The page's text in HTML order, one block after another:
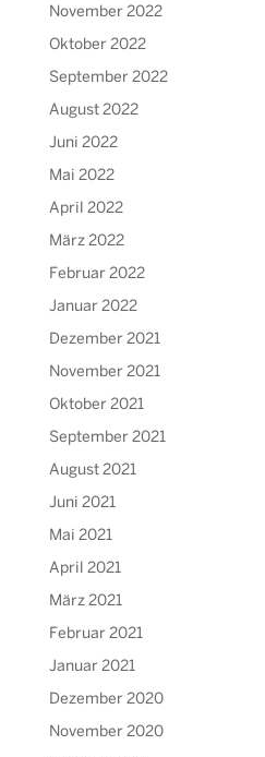
November 2022
Oktober 2022
September 2022
August 2022
Juni 2022
Mai 2022
April 2022
März 2022
Februar 2022
Januar 2022
Dezember 2021
November 2021
Oktober 2021
September 2021
August 2021
Juni 2021
Mai 2021
April 2021
März 2021
Februar 2021
Januar 2021
Dezember 2020
November 2020